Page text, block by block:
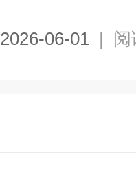
2026-06-01 | 阅